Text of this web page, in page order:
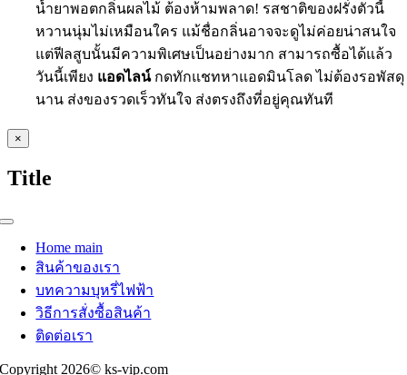
น้ำยาพอตกลิ่นผลไม้ ต้องห้ามพลาด! รสชาติของฝรั่งตัวนี้
หวานนุ่มไม่เหมือนใคร แม้ชื่อกลิ่นอาจจะดูไม่ค่อยน่าสนใจ
แต่ฟีลสูบนั้นมีความพิเศษเป็นอย่างมาก สามารถซื้อได้แล้ว
วันนี้เพียง แอดไลน์กดทักแชทหาแอดมินโลด ไม่ต้องรอพัสดุ
นาน ส่งของรวดเร็วทันใจ ส่งตรงถึงที่อยู่คุณทันที
Close
product
view
×
Title
Toggle
NavigationHome main
สินค้าของเรา
บทความบุหรี่ไฟฟ้า
วิธีการสั่งซื้อสินค้า
ติดต่อเรา
Copyright 2026© ks-vip.com